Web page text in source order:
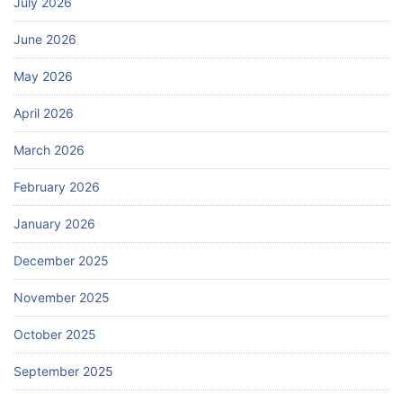
June 2026
May 2026
April 2026
March 2026
February 2026
January 2026
December 2025
November 2025
October 2025
September 2025